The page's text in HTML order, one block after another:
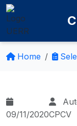
Home
09/11/2020CPCV